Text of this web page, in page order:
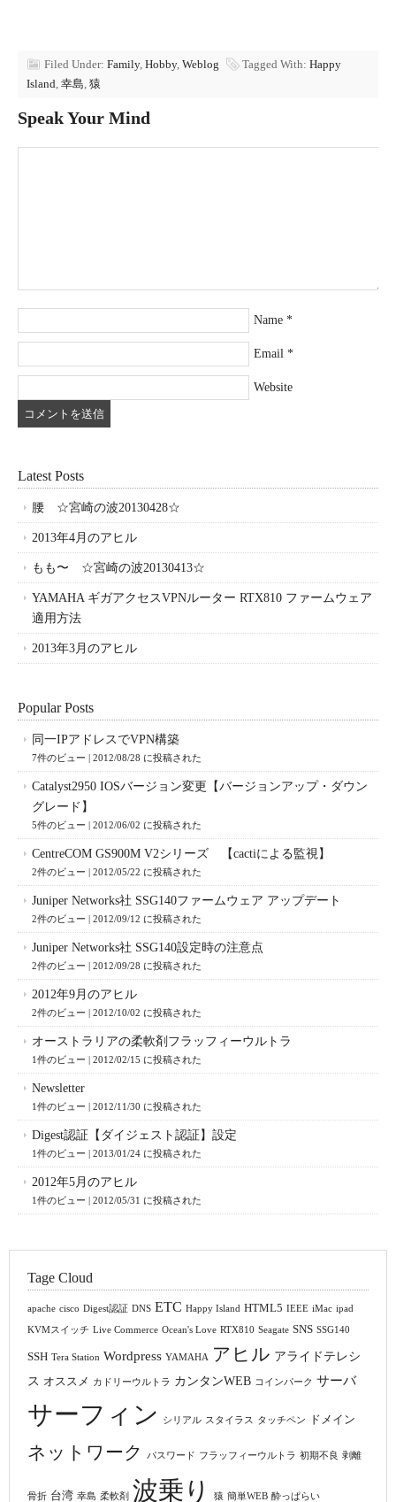
Filed Under: Family, Hobby, Weblog Tagged With: Happy
Island, 幸島, 猿
Speak Your Mind
Name *
Email *
Website
Latest Posts
腰 ☆宮崎の波20130428☆
2013年4月のアヒル
もも〜 ☆宮崎の波20130413☆
YAMAHA ギガアクセスVPNルーター RTX810 ファームウェア
適用方法
2013年3月のアヒル
Popular Posts
同一IPアドレスでVPN構築
7件のビュー | 2012/08/28 に投稿された
Catalyst2950 IOSバージョン変更【バージョンアップ・ダウン
グレード】
5件のビュー | 2012/06/02 に投稿された
CentreCOM GS900M V2シリーズ 【cactiによる監視】
2件のビュー | 2012/05/22 に投稿された
Juniper Networks社 SSG140ファームウェア アップデート
2件のビュー | 2012/09/12 に投稿された
Juniper Networks社 SSG140設定時の注意点
2件のビュー | 2012/09/28 に投稿された
2012年9月のアヒル
2件のビュー | 2012/10/02 に投稿された
オーストラリアの柔軟剤フラッフィーウルトラ
1件のビュー | 2012/02/15 に投稿された
Newsletter
1件のビュー | 2012/11/30 に投稿された
Digest認証【ダイジェスト認証】設定
1件のビュー | 2013/01/24 に投稿された
2012年5月のアヒル
1件のビュー | 2012/05/31 に投稿された
Tage Cloud
apache cisco Digest認証 DNS ETC Happy Island HTML5 IEEE iMac ipad
KVMスイッチ Live Commerce Ocean's Love RTX810 Seagate SNS SSG140
SSH Tera Station Wordpress YAMAHA アヒル アライドテレシ
ス オススメ カドリーウルトラ カンタンWEB コインパーク サーバ
サーフィン シリアル スタイラス タッチペン ドメイン
ネットワーク パスワード フラッフィーウルトラ 初期不良 剥離
骨折 台湾 幸島 柔軟剤 波乗り 猿 簡単WEB 酔っぱらい